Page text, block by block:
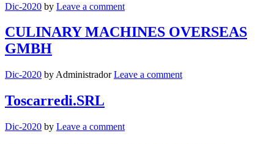
Dic-2020 by Leave a comment
CULINARY MACHINES OVERSEAS
GMBH
Dic-2020 by Administrador Leave a comment
Toscarredi.SRL
Dic-2020 by Leave a comment